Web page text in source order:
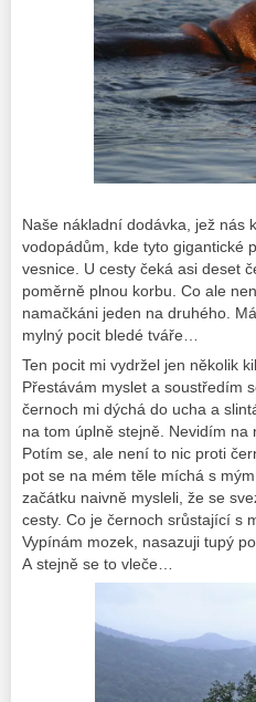
Naše nákladní dodávka, jež nás
vodopádům, kde tyto gigantické
vesnice. U cesty čeká asi deset
poměrně plnou korbu. Co ale
namačkáni jeden na druhého.
mylný pocit bledé tváře…
Ten pocit mi vydržel jen několik
Přestávám myslet a soustředím
černoch mi dýchá do ucha a
na tom úplně stejně. Nevidím
Potím se, ale není to nic proti
pot se na mém těle míchá s
začátku naivně mysleli, že se
cesty. Co je černoch srůstající s
Vypínám mozek, nasazuji tupý
A stejně se to vleče…